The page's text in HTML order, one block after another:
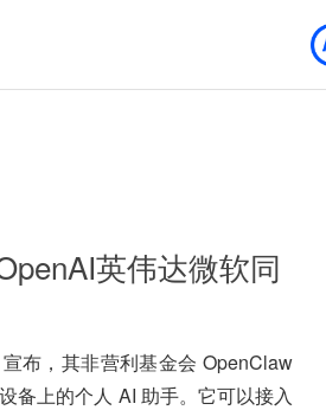
英伟达微软同
布，其非营利基金会 OpenClaw
备上的个人 AI 助手。它可以接入